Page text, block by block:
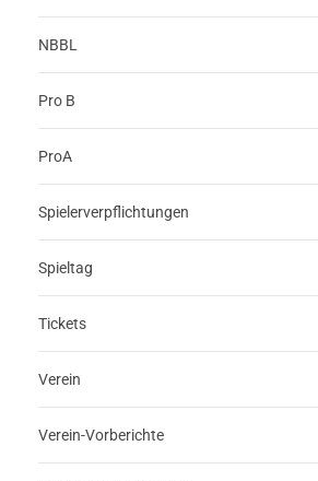
NBBL
Pro B
ProA
Spielerverpflichtungen
Spieltag
Tickets
Verein
Verein-Vorberichte